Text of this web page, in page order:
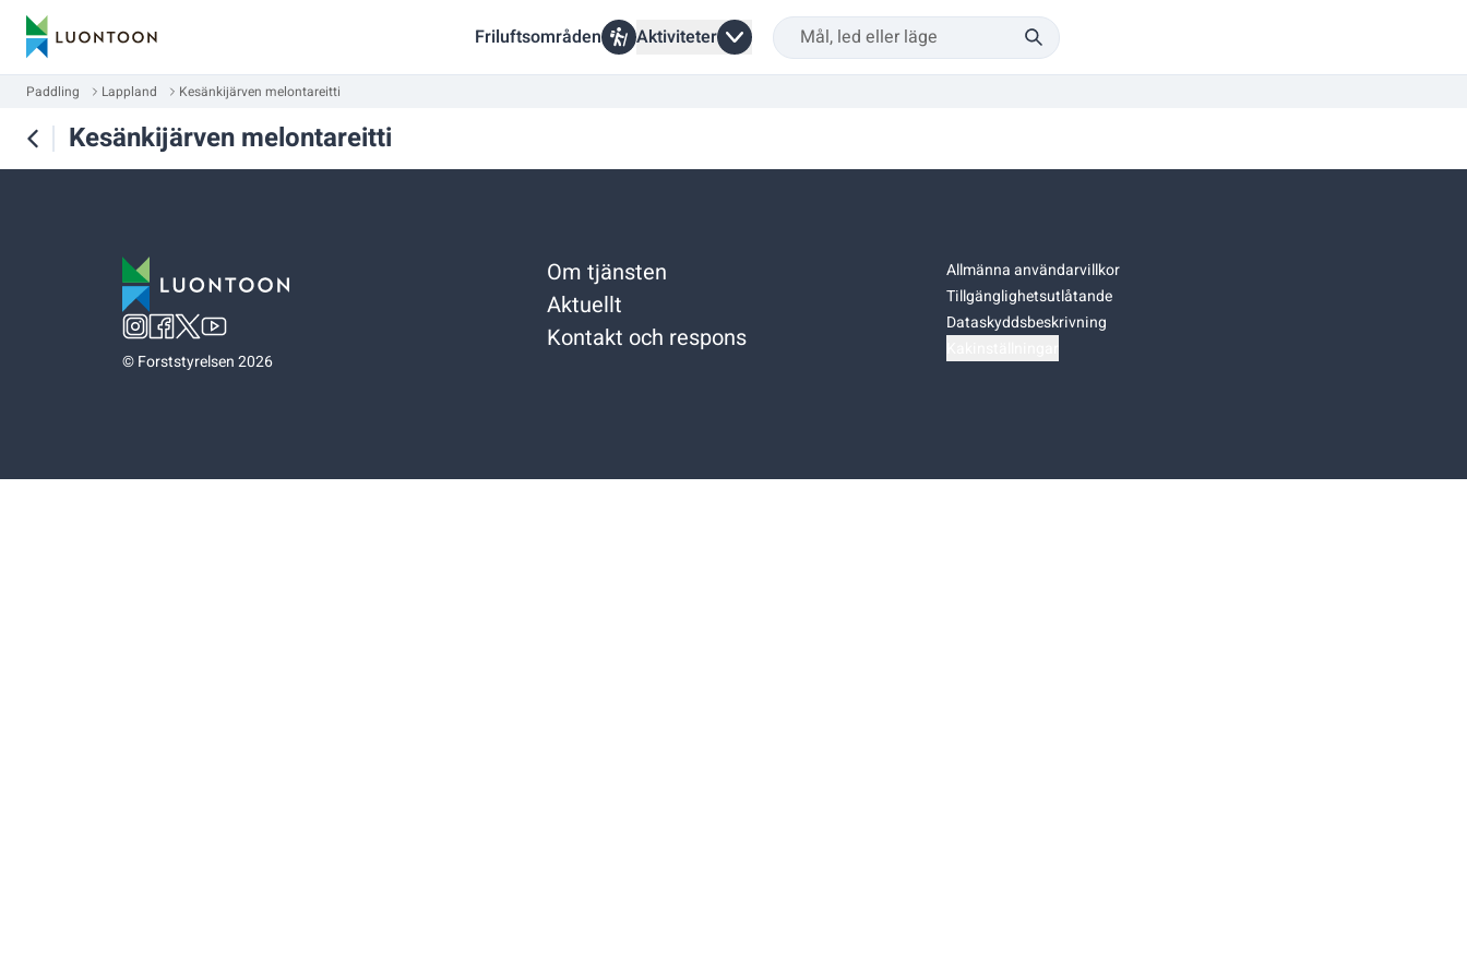
Friluftsområden Aktiviteter
Paddling Lappland Kesänkijärven melontareitti
Kesänkijärven melontareitti
©Forststyrelsen 2026
Om tjänsten
Aktuellt
Kontakt och respons
Allmänna användarvillkor
Tillgänglighetsutlåtande
Dataskyddsbeskrivning